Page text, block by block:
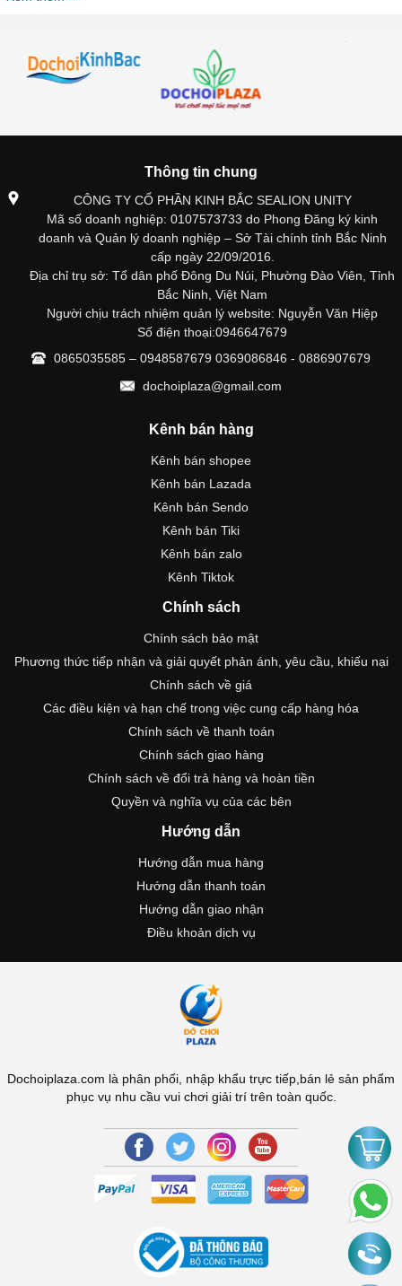
Thông tin chung
CÔNG TY CỔ PHẦN KINH BẮC SEALION UNITY
Mã số doanh nghiệp: 0107573733 do Phong Đăng ký kinh
doanh và Quản lý doanh nghiệp – Sở Tài chính tỉnh Bắc Ninh
cấp ngày 22/09/2016.
Địa chỉ trụ sở: Tổ dân phố Đông Du Núi, Phường Đào Viên, Tỉnh
Bắc Ninh, Việt Nam
Người chịu trách nhiệm quản lý website: Nguyễn Văn Hiệp
Số điện thoại:0946647679
0865035585 – 0948587679 0369086846 - 0886907679
dochoiplaza@gmail.com
Kênh bán hàng
Kênh bán shopee
Kênh bán Lazada
Kênh bán Sendo
Kênh bán Tiki
Kênh bán zalo
Kênh Tiktok
Chính sách
Chính sách bảo mật
Phương thức tiếp nhận và giải quyết phản ánh, yêu cầu, khiếu nại
Chính sách về giá
Các điều kiện và hạn chế trong việc cung cấp hàng hóa
Chính sách về thanh toán
Chính sách giao hàng
Chính sách về đổi trả hàng và hoàn tiền
Quyền và nghĩa vụ của các bên
Hướng dẫn
Hướng dẫn mua hàng
Hướng dẫn thanh toán
Hướng dẫn giao nhận
Điều khoản dịch vụ
Dochoiplaza.com là phân phối, nhập khẩu trực tiếp,bán lẻ sản phẩm
phục vụ nhu cầu vui chơi giải trí trên toàn quốc.